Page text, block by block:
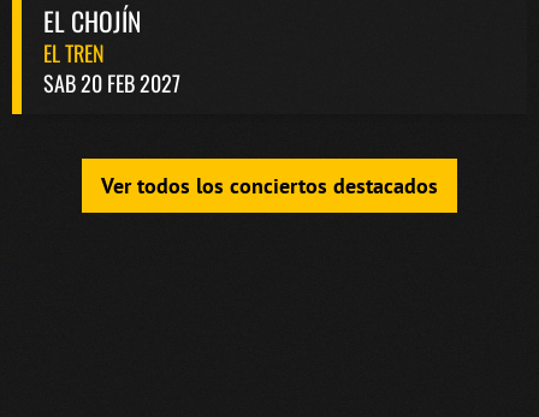
EL CHOJÍN
EL TREN
SAB 20 FEB 2027
Ver todos los conciertos destacados